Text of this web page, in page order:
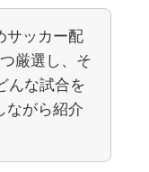
サッカー配
厳選し、そ
んな試合を
ながら紹介